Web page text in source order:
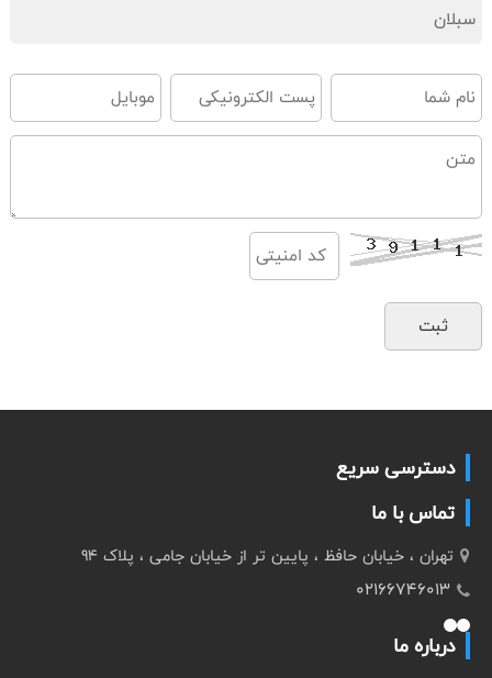
سبلان
دسترسی سریع
تماس با ما
تهران ، خیابان حافظ ، پایین تر از خیابان جامی ، پلاک 94
02166746013
درباره ما